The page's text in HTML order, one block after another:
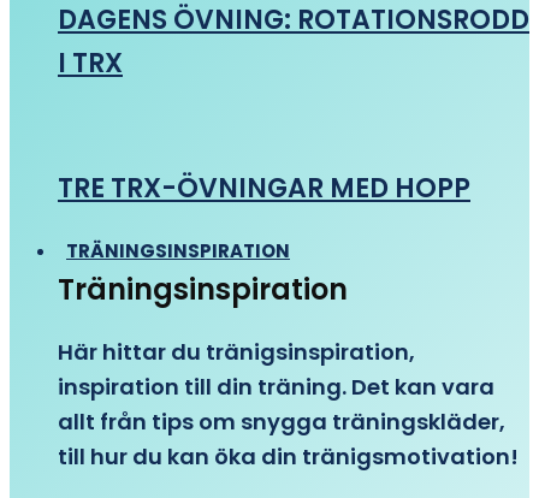
DAGENS ÖVNING: ROTATIONSRODD
I TRX
TRE TRX-ÖVNINGAR MED HOPP
TRÄNINGSINSPIRATION
Träningsinspiration
Här hittar du tränigsinspiration,
inspiration till din träning. Det kan vara
allt från tips om snygga träningskläder,
till hur du kan öka din tränigsmotivation!